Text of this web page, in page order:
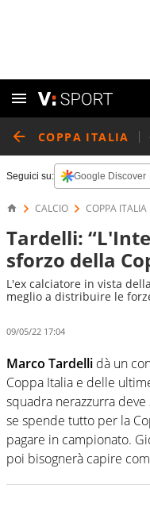
COPPA ITALIA
Seguici su: Google Discover
CALCIO COPPA ITALIA
Tardelli:
sforzo della
L'ex calciatore in vista
meglio a distribuire le
09/05/22 17:04
Marco Tardelli dà un
Coppa Italia e delle
squadra nerazzurra
se spende tutto per la
pagare in campionato.
poi bisognerà capire